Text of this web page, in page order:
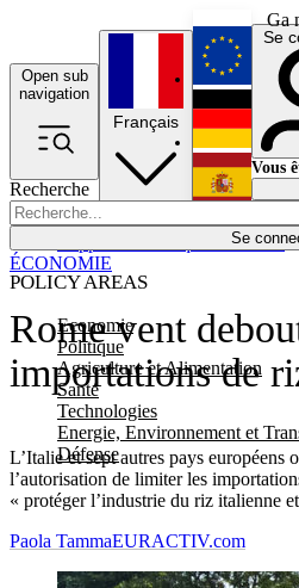
Ga
Open sub
navigation
Recherche
Se
POLICY AREAS
Economie
Politique
Agriculture et Alimentation
Santé
Technologies
Energie, Environnement et
Défense
Économie
Français
English
Se
Vous
Rome vent
importations de
L’Italie et sept autres pays européens
l’autorisation de limiter les
« protéger l’industrie du riz italienne
ÉCONOMIE
Paola TammaEURACTIV.com